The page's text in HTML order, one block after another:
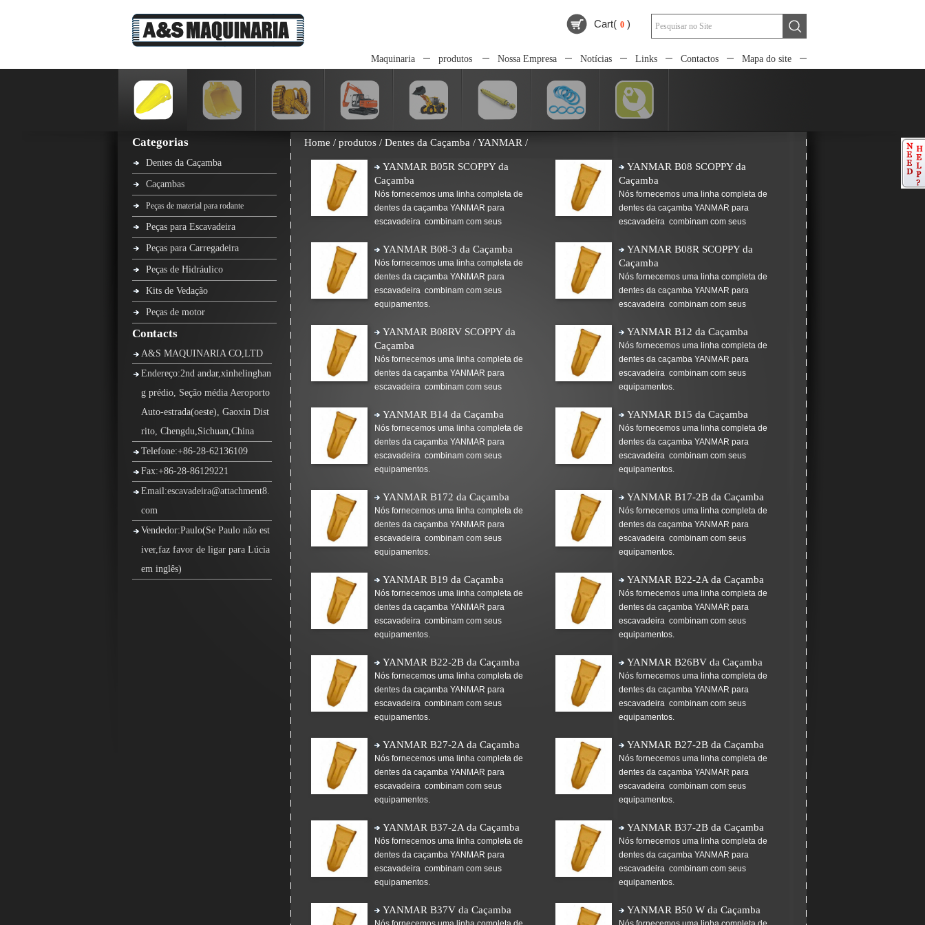
Cart( )
Mapa do site
Contactos
Links
Notícias
Nossa Empresa
produtos
Maquinaria
Categorias
Dentes da Caçamba
Caçambas
Peças de material para rodante
Peças para Escavadeira
Peças para Carregadeira
Peças de Hidráulico
Kits de Vedação
Peças de motor
Contacts
A&S MAQUINARIA CO,LTD
Endereço:2nd andar,xinhelinghan
g prédio, Seção média Aeroporto
Auto-estrada(oeste), Gaoxin Dist
rito, Chengdu,Sichuan,China
Telefone:+86-28-62136109
Fax:+86-28-86129221
Email:escavadeira@attachment8.
com
Vendedor:Paulo(Se Paulo não est
iver,faz favor de ligar para Lúcia
em inglês)
Home / produtos / Dentes da Caçamba /YANMAR /
YANMAR B05R SCOPPY da
Caçamba
Nós fornecemos uma linha completa de
dentes da caçamba YANMAR para
escavadeira combinam com seus
YANMAR B08 SCOPPY da
Caçamba
Nós fornecemos uma linha completa de
dentes da caçamba YANMAR para
escavadeira combinam com seus
YANMAR B08-3 da Caçamba
Nós fornecemos uma linha completa de
dentes da caçamba YANMAR para
escavadeira combinam com seus
equipamentos.
YANMAR B08R SCOPPY da
Caçamba
Nós fornecemos uma linha completa de
dentes da caçamba YANMAR para
escavadeira combinam com seus
YANMAR B08RV SCOPPY da
Caçamba
Nós fornecemos uma linha completa de
dentes da caçamba YANMAR para
escavadeira combinam com seus
YANMAR B12 da Caçamba
Nós fornecemos uma linha completa de
dentes da caçamba YANMAR para
escavadeira combinam com seus
equipamentos.
YANMAR B14 da Caçamba
Nós fornecemos uma linha completa de
dentes da caçamba YANMAR para
escavadeira combinam com seus
equipamentos.
YANMAR B15 da Caçamba
Nós fornecemos uma linha completa de
dentes da caçamba YANMAR para
escavadeira combinam com seus
equipamentos.
YANMAR B172 da Caçamba
Nós fornecemos uma linha completa de
dentes da caçamba YANMAR para
escavadeira combinam com seus
equipamentos.
YANMAR B17-2B da Caçamba
Nós fornecemos uma linha completa de
dentes da caçamba YANMAR para
escavadeira combinam com seus
equipamentos.
YANMAR B19 da Caçamba
Nós fornecemos uma linha completa de
dentes da caçamba YANMAR para
escavadeira combinam com seus
equipamentos.
YANMAR B22-2A da Caçamba
Nós fornecemos uma linha completa de
dentes da caçamba YANMAR para
escavadeira combinam com seus
equipamentos.
YANMAR B22-2B da Caçamba
Nós fornecemos uma linha completa de
dentes da caçamba YANMAR para
escavadeira combinam com seus
equipamentos.
YANMAR B26BV da Caçamba
Nós fornecemos uma linha completa de
dentes da caçamba YANMAR para
escavadeira combinam com seus
equipamentos.
YANMAR B27-2A da Caçamba
Nós fornecemos uma linha completa de
dentes da caçamba YANMAR para
escavadeira combinam com seus
equipamentos.
YANMAR B27-2B da Caçamba
Nós fornecemos uma linha completa de
dentes da caçamba YANMAR para
escavadeira combinam com seus
equipamentos.
YANMAR B37-2A da Caçamba
Nós fornecemos uma linha completa de
dentes da caçamba YANMAR para
escavadeira combinam com seus
equipamentos.
YANMAR B37-2B da Caçamba
Nós fornecemos uma linha completa de
dentes da caçamba YANMAR para
escavadeira combinam com seus
equipamentos.
YANMAR B37V da Caçamba YANMAR B50 W da Caçamba